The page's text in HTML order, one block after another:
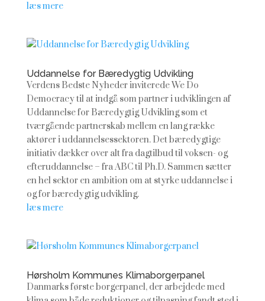
læs mere
Uddannelse for Bæredygtig Udvikling
Verdens Bedste Nyheder inviterede We Do
Democracy til at indgå som partner i udviklingen af
Uddannelse for Bæredygtig Udvikling som et
tværgående partnerskab mellem en lang række
aktører i uddannelsessektoren. Det bæredygtige
initiativ dækker over alt fra dagtilbud til voksen- og
efteruddannelse – fra ABC til Ph.D. Sammen sætter
en hel sektor en ambition om at styrke uddannelse i
og for bæredygtig udvikling.
læs mere
Hørsholm Kommunes Klimaborgerpanel
Danmarks første borgerpanel, der arbejdede med